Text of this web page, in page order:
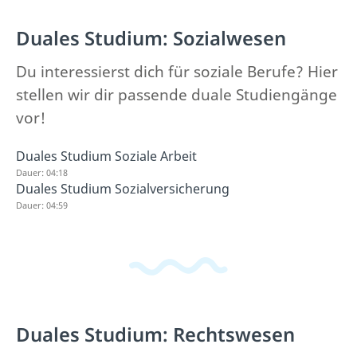
Duales Studium: Sozialwesen
Du interessierst dich für soziale Berufe? Hier
stellen wir dir passende duale Studiengänge
vor!
Duales Studium Soziale Arbeit
Dauer: 04:18
Duales Studium Sozialversicherung
Dauer: 04:59
Duales Studium: Rechtswesen